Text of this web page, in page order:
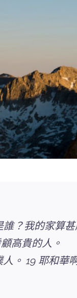
？我的家算
高貴的人。
。 19 耶和